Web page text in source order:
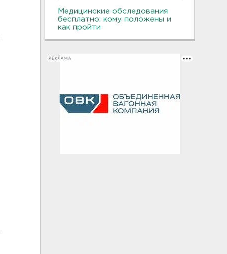
Медицинские обследования
бесплатно: кому положены и
как пройти
РЕКЛАМА